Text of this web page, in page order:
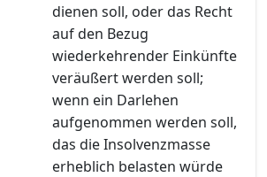
dienen soll, oder das Recht
auf den Bezug
wiederkehrender Einkünfte
veräußert werden soll;
wenn ein Darlehen
aufgenommen werden soll,
das die Insolvenzmasse
erheblich belasten würde